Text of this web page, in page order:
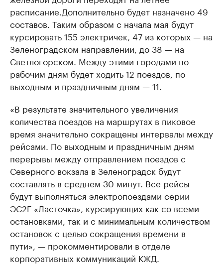
расписание.Дополнительно будет назначено 49
составов. Таким образом с начала мая будут
курсировать 155 электричек, 47 из которых — на
Зеленоградском направлении, до 38 — на
Светлогорском. Между этими городами по
рабочим дням будет ходить 12 поездов, по
выходным и праздничным дням — 11.
«В результате значительного увеличения
количества поездов на маршрутах в пиковое
время значительно сокращены интервалы между
рейсами. По выходным и праздничным дням
перерывы между отправлением поездов с
Северного вокзала в Зеленоградск будут
составлять в среднем 30 минут. Все рейсы
будут выполняться электропоездами серии
ЭС2Г «Ласточка», курсирующих как со всеми
остановками, так и с минимальным количеством
остановок с целью сокращения времени в
пути», — прокомментировали в отделе
корпоративных коммуникаций КЖД.